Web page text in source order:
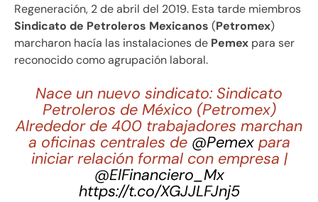
Regeneración, 2 de abril del 2019. Esta tarde miembros
Sindicato de Petroleros Mexicanos (Petromex)
marcharon hacía las instalaciones de Pemex para ser
reconocido como agrupación laboral.
Nace un nuevo sindicato: Sindicato
Petroleros de México (Petromex)
Alrededor de 400 trabajadores marchan
a oficinas centrales de @Pemexpara
iniciar relación formal con empresa |
@ElFinanciero_Mx
https://t.co/XGJJLFJnj5